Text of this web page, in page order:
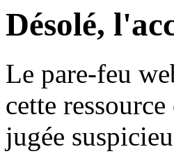
Désolé,
Le pare-feu
cette
jugée